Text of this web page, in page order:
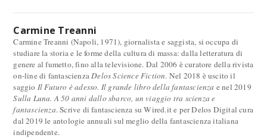
Carmine Treanni
Carmine Treanni (Napoli, 1971), giornalista e saggista, si occupa di
studiare la storia e le forme della cultura di massa: dalla letteratura di
genere al fumetto, fino alla televisione. Dal 2006 è curatore della rivista
on-line di fantascienzaDelos Science Fiction. Nel 2018 è uscito il
saggio Il Futuro è adesso. Il grande libro della fantascienza e nel 2019
Sulla Luna. A 50 anni dallo sbarco, un viaggio tra scienza e
fantascienza. Scrive di fantascienza su Wired.it e per Delos Digital cura
dal 2019 le antologie annuali sul meglio della fantascienza italiana
indipendente.